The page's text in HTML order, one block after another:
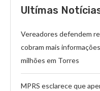
Ultímas
Vereadores defendem
cobram mais
milhões em Torres
MPRS esclarece que